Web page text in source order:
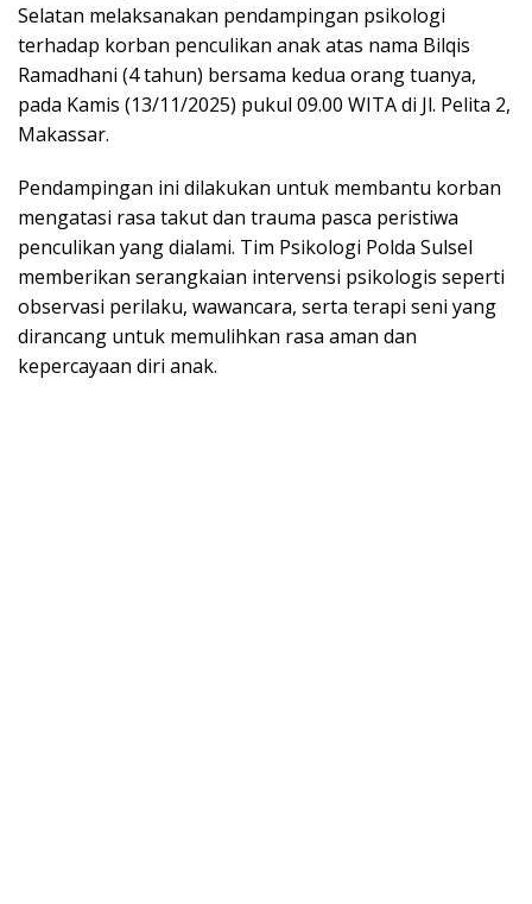
Selatan melaksanakan pendampingan psikologi
terhadap korban penculikan anak atas nama Bilqis
Ramadhani (4 tahun) bersama kedua orang tuanya,
pada Kamis (13/11/2025) pukul 09.00 WITA di Jl. Pelita 2,
Makassar.
Pendampingan ini dilakukan untuk membantu korban
mengatasi rasa takut dan trauma pasca peristiwa
penculikan yang dialami. Tim Psikologi Polda Sulsel
memberikan serangkaian intervensi psikologis seperti
observasi perilaku, wawancara, serta terapi seni yang
dirancang untuk memulihkan rasa aman dan
kepercayaan diri anak.